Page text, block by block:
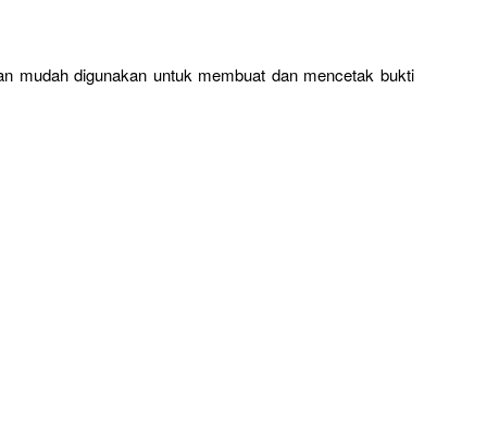
mudah digunakan untuk membuat dan mencetak bukti